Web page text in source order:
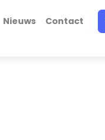
Nieuws Contact